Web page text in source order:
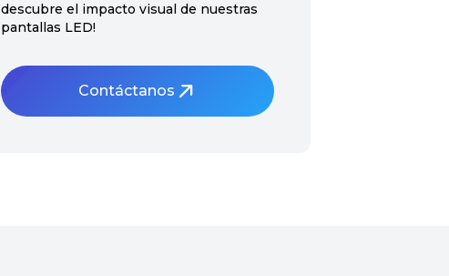
descubre el impacto visual de nuestras
pantallas LED!
Contáctanos